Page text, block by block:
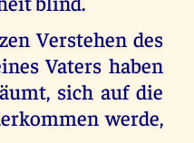
Verstehen des
Vaters haben
sich auf die
werde,